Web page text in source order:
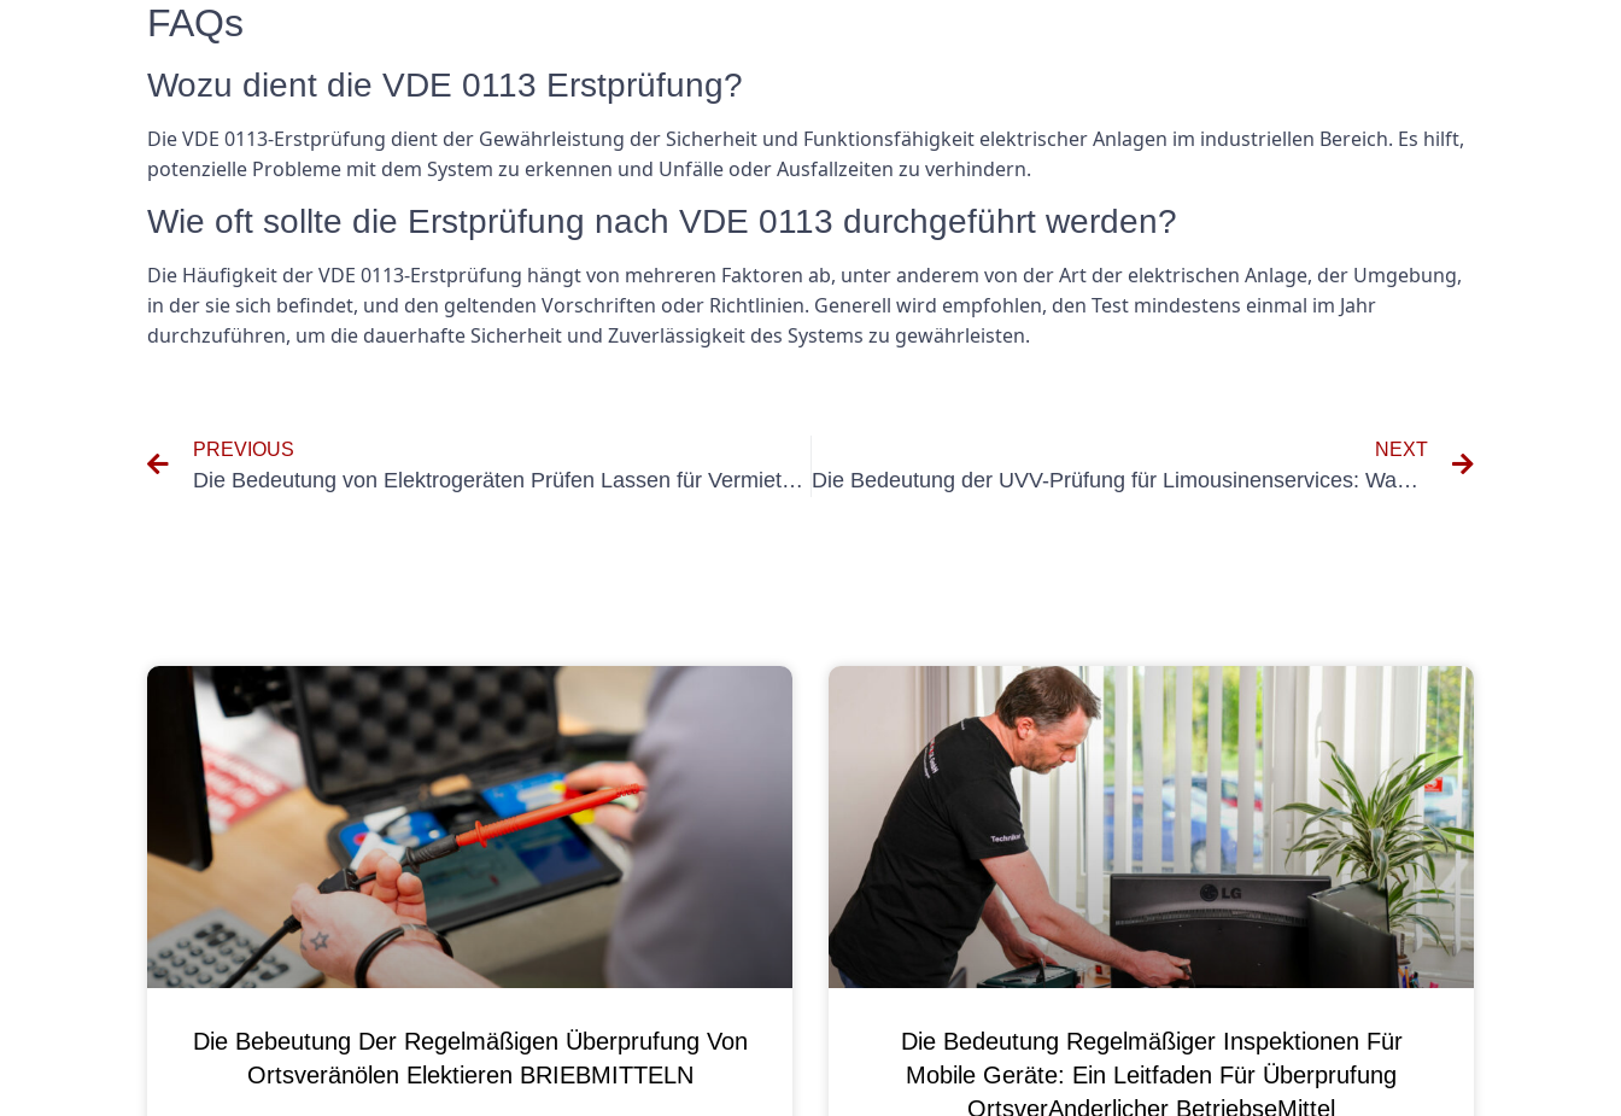
FAQs
Wozu dient die VDE 0113 Erstprüfung?
Die VDE 0113-Erstprüfung dient der Gewährleistung der Sicherheit und Funktionsfähigkeit elektrischer Anlagen im industriellen Bereich. Es hilft,
potenzielle Probleme mit dem System zu erkennen und Unfälle oder Ausfallzeiten zu verhindern.
Wie oft sollte die Erstprüfung nach VDE 0113 durchgeführt werden?
Die Häufigkeit der VDE 0113-Erstprüfung hängt von mehreren Faktoren ab, unter anderem von der Art der elektrischen Anlage, der Umgebung,
in der sie sich befindet, und den geltenden Vorschriften oder Richtlinien. Generell wird empfohlen, den Test mindestens einmal im Jahr
durchzuführen, um die dauerhafte Sicherheit und Zuverlässigkeit des Systems zu gewährleisten.
PREVIOUS
Die Bedeutung von Elektrogeräten Prüfen Lassen für Vermieter: Gewährleistung der Mietersicherheit und Compliance
NEXT
Die Bedeutung der UVV-Prüfung für Limousinenservices: Was Sie wissen müssen
Die Bebeutung Der Regelmäßigen Überprufung Von
Ortsveränölen Elektieren BRIEBMITTELN
Die Bedeutung Regelmäßiger Inspektionen Für
Mobile Geräte: Ein Leitfaden Für Überprufung
OrtsverAnderlicher BetriebseMittel